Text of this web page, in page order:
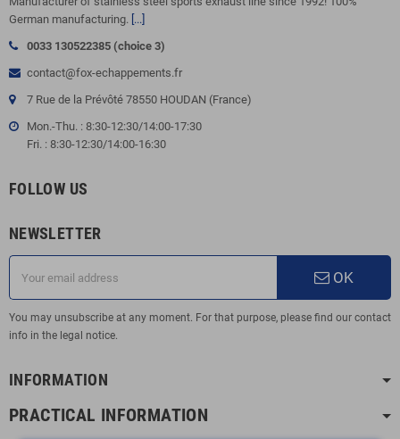
German manufacturing. [...]
0033 130522385 (choice 3)
contact@fox-echappements.fr
7 Rue de la Prévôté 78550 HOUDAN (France)
Mon.-Thu. : 8:30-12:30/14:00-17:30
Fri. : 8:30-12:30/14:00-16:30
FOLLOW US
NEWSLETTER
OK
You may unsubscribe at any moment. For that purpose, please find our contact
info in the legal notice.
INFORMATION
PRACTICAL INFORMATION